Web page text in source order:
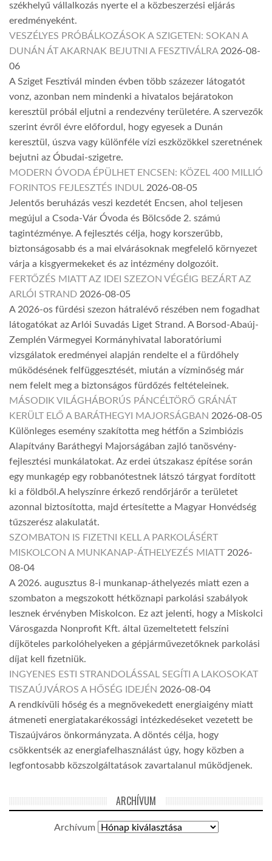
székhelyű vállalkozás nyerte el a közbeszerzési eljárás
eredményeként.
VESZÉLYES PRÓBÁLKOZÁSOK A SZIGETEN: SOKAN A
DUNÁN ÁT AKARNAK BEJUTNI A FESZTIVÁLRA 2026-08-
06
A Sziget Fesztivál minden évben több százezer látogatót
vonz, azonban nem mindenki a hivatalos bejáratokon
keresztül próbál eljutni a rendezvény területére. A szervezők
szerint évről évre előfordul, hogy egyesek a Dunán
keresztül, úszva vagy különféle vízi eszközökkel szeretnének
bejutni az Óbudai-szigetre.
MODERN ÓVODA ÉPÜLHET ENCSEN: KÖZEL 400 MILLIÓ
FORINTOS FEJLESZTÉS INDUL 2026-08-05
Jelentős beruházás veszi kezdetét Encsen, ahol teljesen
megújul a Csoda-Vár Óvoda és Bölcsőde 2. számú
tagintézménye. A fejlesztés célja, hogy korszerűbb,
biztonságosabb és a mai elvárásoknak megfelelő környezet
várja a kisgyermekeket és az intézmény dolgozóit.
FERTŐZÉS MIATT AZ IDEI SZEZON VÉGÉIG BEZÁRT AZ
ARLÓI STRAND 2026-08-05
A 2026-os fürdési szezon hátralévő részében nem fogadhat
látogatókat az Arlói Suvadás Liget Strand. A Borsod-Abaúj-
Zemplén Vármegyei Kormányhivatal laboratóriumi
vizsgálatok eredményei alapján rendelte el a fürdőhely
működésének felfüggesztését, miután a vízminőség már
nem felelt meg a biztonságos fürdőzés feltételeinek.
MÁSODIK VILÁGHÁBORÚS PÁNCÉLTÖRŐ GRÁNÁT
KERÜLT ELŐ A BARÁTHEGYI MAJORSÁGBAN 2026-08-05
Különleges esemény szakította meg hétfőn a Szimbiózis
Alapítvány Baráthegyi Majorságában zajló tanösvény-
fejlesztési munkálatokat. Az erdei útszakasz építése során
egy munkagép egy robbanótestnek látszó tárgyat fordított
ki a földből.A helyszínre érkező rendőrjárőr a területet
azonnal biztosította, majd értesítette a Magyar Honvédség
tűzszerész alakulatát.
SZOMBATON IS FIZETNI KELL A PARKOLÁSÉRT
MISKOLCON A MUNKANAP-ÁTHELYEZÉS MIATT 2026-
08-04
A 2026. augusztus 8-i munkanap-áthelyezés miatt ezen a
szombaton a megszokott hétköznapi parkolási szabályok
lesznek érvényben Miskolcon. Ez azt jelenti, hogy a Miskolci
Városgazda Nonprofit Kft. által üzemeltetett felszíni
díjköteles parkolóhelyeken a gépjárművezetőknek parkolási
díjat kell fizetniük.
INGYENES ESTI STRANDOLÁSSAL SEGÍTI A LAKOSOKAT
TISZAÚJVÁROS A HŐSÉG IDEJÉN 2026-08-04
A rendkívüli hőség és a megnövekedett energiaigény miatt
átmeneti energiatakarékossági intézkedéseket vezetett be
Tiszaújváros önkormányzata. A döntés célja, hogy
csökkentsék az energiafelhasználást úgy, hogy közben a
legfontosabb közszolgáltatások zavartalanul működjenek.
ARCHÍVUM
Archívum